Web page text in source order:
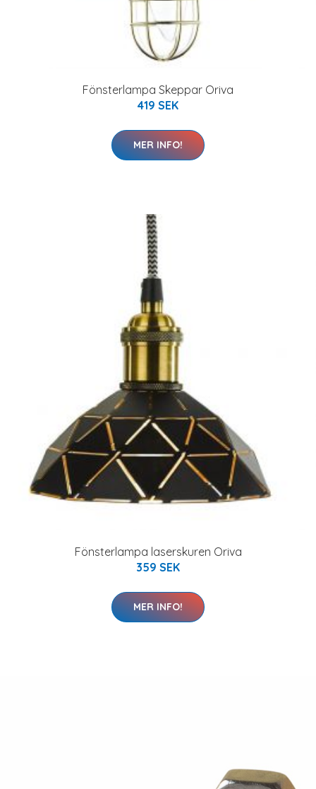
Fönsterlampa Skeppar Oriva
419 SEK
MER INFO!
Fönsterlampa laserskuren Oriva
359 SEK
MER INFO!